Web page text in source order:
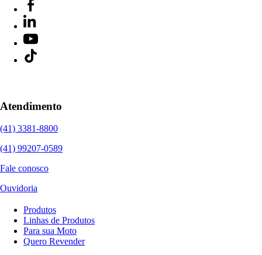
Atendimento
(41) 3381-8800
(41) 99207-0589
Fale conosco
Ouvidoria
Produtos
Linhas de Produtos
Para sua Moto
Quero Revender